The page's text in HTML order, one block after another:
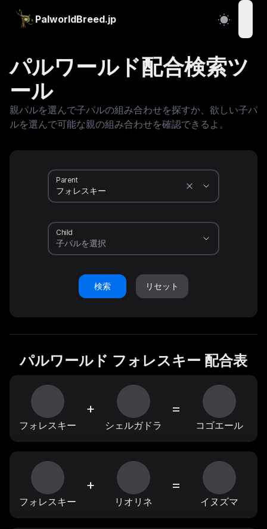
PalworldBreed.jp
パルワールド配合検索ツ
ール
親パルを選んで子パルの組み合わせを探すか、欲しい子パ
ルを選んで可能な親の組み合わせを確認できるよ。
Parent
Child
検索 リセット
パルワールド フォレスキー 配合表
フォレスキー
+
シェルガドラ
=
コゴエール
フォレスキー
+
リオリネ
=
イヌズマ